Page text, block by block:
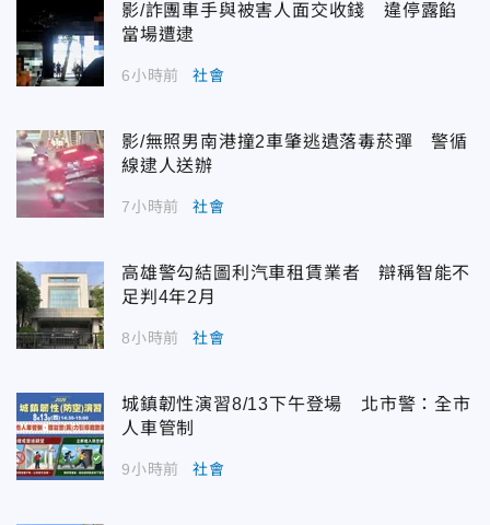
影/詐團車手與被害人面交收錢 違停露餡
當場遭逮
6小時前 社會
影/無照男南港撞2車肇逃遺落毒菸彈 警循
線逮人送辦
7小時前 社會
高雄警勾結圖利汽車租賃業者 辯稱智能不
足判4年2月
8小時前 社會
城鎮韌性演習8/13下午登場 北市警：全市
人車管制
9小時前 社會